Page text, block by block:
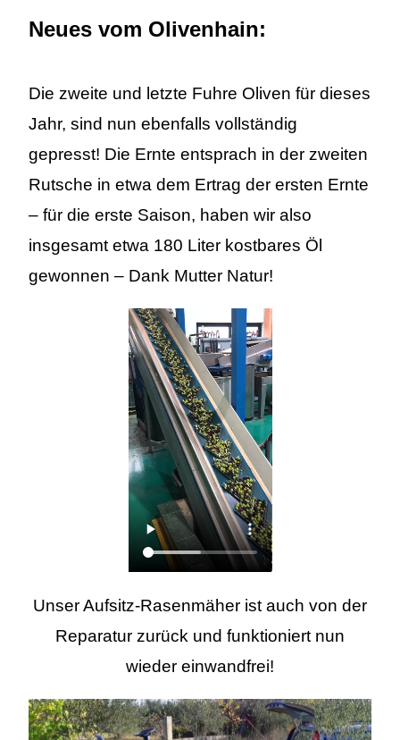
Neues vom Olivenhain:
Die zweite und letzte Fuhre Oliven für dieses
Jahr, sind nun ebenfalls vollständig
gepresst! Die Ernte entsprach in der zweiten
Rutsche in etwa dem Ertrag der ersten Ernte
– für die erste Saison, haben wir also
insgesamt etwa 180 Liter kostbares Öl
gewonnen – Dank Mutter Natur!
Unser Aufsitz-Rasenmäher ist auch von der
Reparatur zurück und funktioniert nun
wieder einwandfrei!